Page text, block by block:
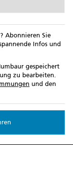
Abonnieren Sie
Infos und
gespeichert
zu bearbeiten.
und den